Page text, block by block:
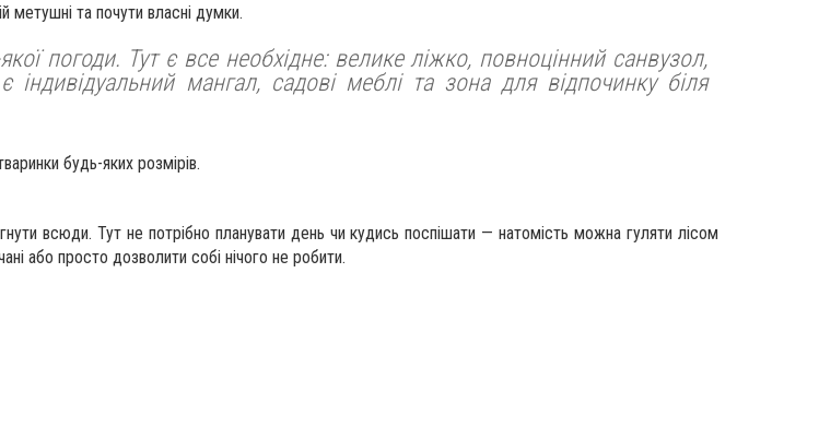
метушні та почути власні думки.
погоди. Тут є все необхідне: велике ліжко, повноцінний санвузол,
індивідуальний мангал, садові меблі та зона для відпочинку біля
будь-яких розмірів.
всюди. Тут не потрібно планувати день чи кудись поспішати — натомість можна гуляти лісом
або просто дозволити собі нічого не робити.